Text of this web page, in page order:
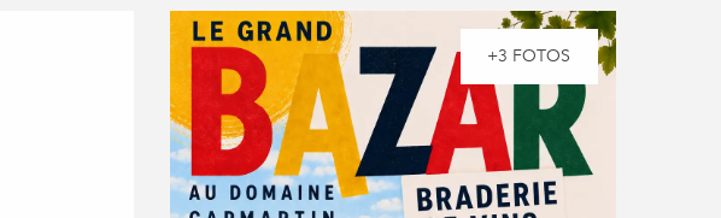
+3 FOTOS